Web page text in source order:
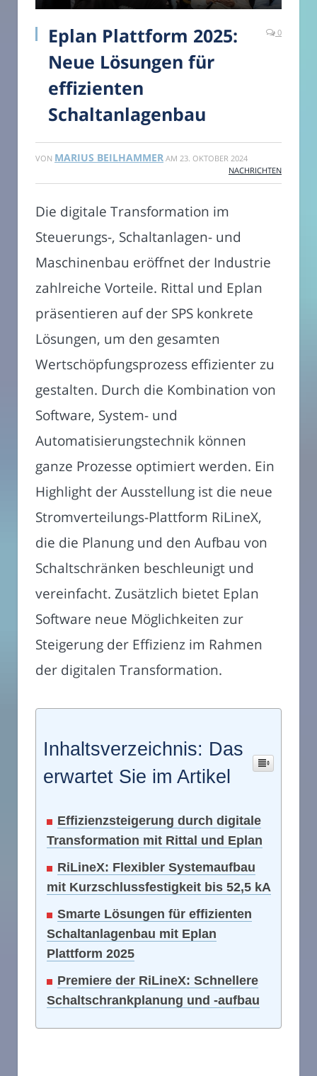
Eplan Plattform 2025:
Neue Lösungen für
effizienten
Schaltanlagenbau
0
VON MARIUS BEILHAMMER AM 23. OKTOBER 2024
NACHRICHTEN
Die digitale Transformation im
Steuerungs-, Schaltanlagen- und
Maschinenbau eröffnet der Industrie
zahlreiche Vorteile. Rittal und Eplan
präsentieren auf der SPS konkrete
Lösungen, um den gesamten
Wertschöpfungsprozess effizienter zu
gestalten. Durch die Kombination von
Software, System- und
Automatisierungstechnik können
ganze Prozesse optimiert werden. Ein
Highlight der Ausstellung ist die neue
Stromverteilungs-Plattform RiLineX,
die die Planung und den Aufbau von
Schaltschränken beschleunigt und
vereinfacht. Zusätzlich bietet Eplan
Software neue Möglichkeiten zur
Steigerung der Effizienz im Rahmen
der digitalen Transformation.
Inhaltsverzeichnis: Das
erwartet Sie im Artikel
Effizienzsteigerung durch digitale
Transformation mit Rittal und Eplan
RiLineX: Flexibler Systemaufbau
mit Kurzschlussfestigkeit bis 52,5 kA
Smarte Lösungen für effizienten
Schaltanlagenbau mit Eplan
Plattform 2025
Premiere der RiLineX: Schnellere
Schaltschrankplanung und -aufbau